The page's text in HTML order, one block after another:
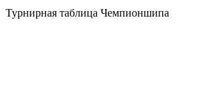
Турнирная таблица Чемпионшипа